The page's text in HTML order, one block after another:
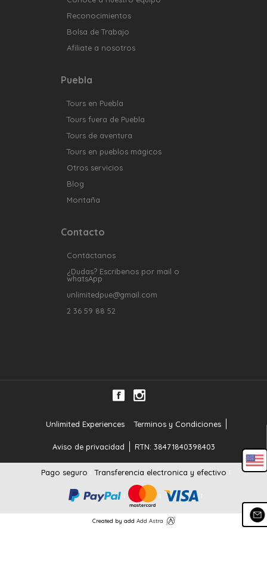
Reconocimientos
Bolsa de Trabajo
Afiliate a nosotros
Puebla
Tours en Puebla
Tours fuera de Puebla
Tours de aventura
Tours en pueblos mágicos
Otros servicios
Blog
Montaña
Contacto
Contáctanos
¿Dudas? Escribenos por mail o
whatsApp
unlimitedpue@gmail.com
2 36 59 88 52
Unlimited Experiences Terminos y Condiciones
Aviso de privacidad RTN: 38471840398403
Pago seguro Transferencia electronica y efectivo
Created by add Add Astra